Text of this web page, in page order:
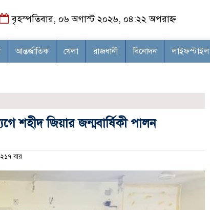
বৃহস্পতিবার, ০৬ অগাস্ট ২০২৬, ০৪:২২ অপরাহ্ন
আন্তর্জাতিক খেলা রাজধানী বিনোদন লাইফস্টাইল
শহীদ জিয়ার জন্মবার্ষিকী পালন
বার